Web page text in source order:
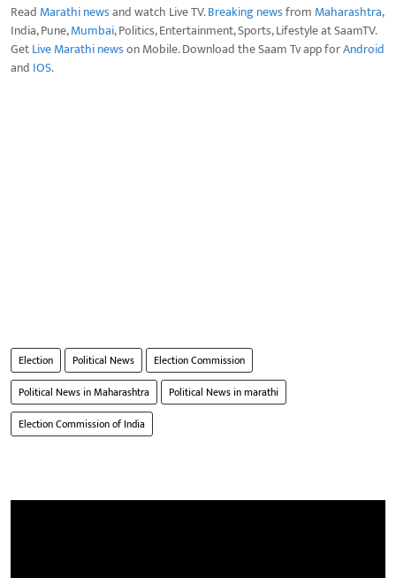
Read Marathi newsand watch Live TV.Breaking newsfrom Maharashtra,
India, Pune,Mumbai, Politics, Entertainment, Sports, Lifestyle at SaamTV.
GetLive Marathi newson Mobile. Download the Saam Tv app forAndroid
and IOS.
Election Political News
Election Commission
Political News in Maharashtra
Political News in marathi
Election Commission of India